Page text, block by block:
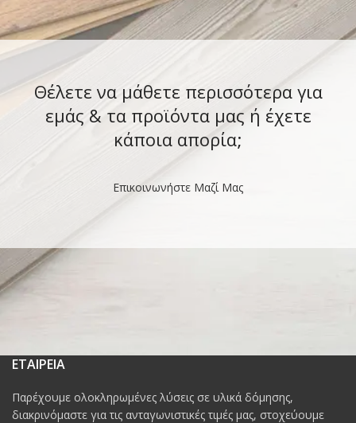
Θέλετε να μάθετε περισσότερα για
εμάς & τα προϊόντα μας ή έχετε
κάποια απορία;
Επικοινωνήστε Μαζί Μας
ΕΤΑΙΡΕΙΑ
Παρέχουμε ολοκληρωμένες λύσεις σε υλικά δόμησης,
διακρινόμαστε για τις ανταγωνιστικές τιμές μας, στοχεύουμε